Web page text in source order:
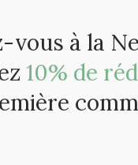
vous à la
10% de